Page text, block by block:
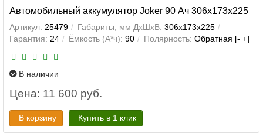
Автомобильный аккумулятор Joker 90 Ач 306x173x225
Артикул: 25479 Габариты, мм ДхШхВ: 306x173x225
Гарантия: 24 Ёмкость (А*ч): 90 Полярность: Обратная [- +]
В наличии
Цена: 11 600 руб.
В корзину Купить в 1 клик